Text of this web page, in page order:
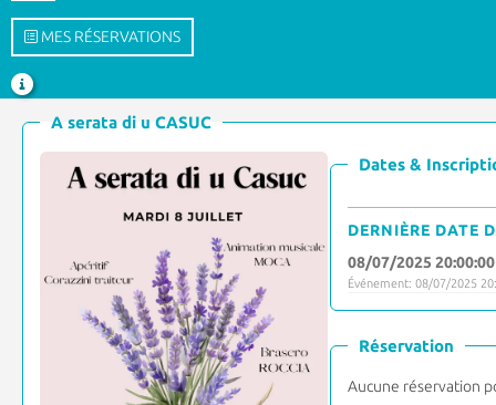
MES RÉSERVATIONS
A serata di u CASUC
Dates &
DERNIÈRE DATE
08/07/2025 20:00:00
Événement: 08/07/2025
Réservation
Aucune réservation